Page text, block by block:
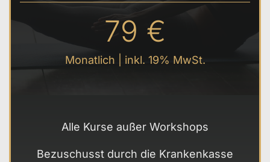
79 €
Monatlich | inkl. 19% MwSt.
Alle Kurse außer Workshops
Bezuschusst durch die Krankenkasse